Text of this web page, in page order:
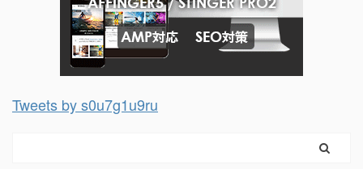
Tweets by s0u7g1u9ru